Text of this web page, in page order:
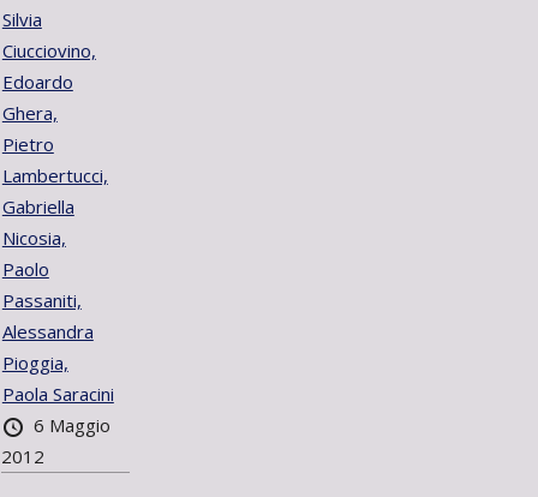
Silvia
Ciucciovino,
Edoardo
Ghera,
Pietro
Lambertucci,
Gabriella
Nicosia,
Paolo
Passaniti,
Alessandra
Pioggia,
Paola Saracini
6 Maggio
2012